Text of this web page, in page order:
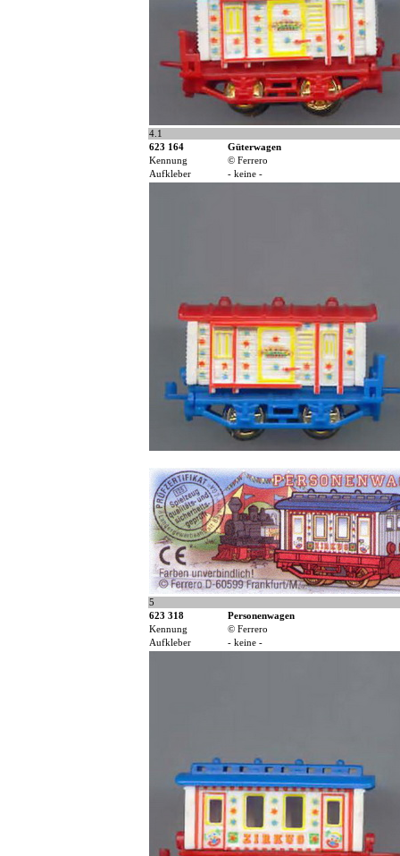
4.1
623 164
Güterwagen
Kennung
© Ferrero
Aufkleber
- keine -
5
623 318
Personenwagen
Kennung
© Ferrero
Aufkleber
- keine -